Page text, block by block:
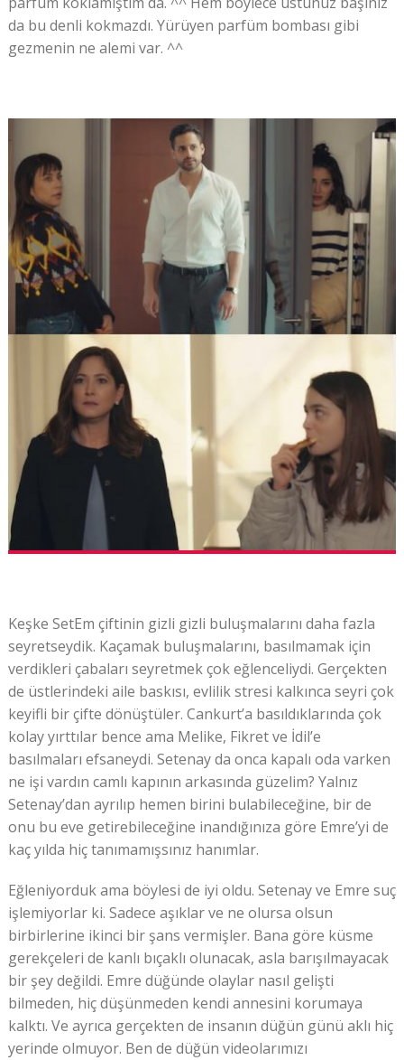
da bu denli kokmazdı. Yürüyen parfüm bombası gibi
gezmenin ne alemi var. ^^
Keşke SetEm çiftinin gizli gizli buluşmalarını daha fazla
seyretseydik. Kaçamak buluşmalarını, basılmamak için
verdikleri çabaları seyretmek çok eğlenceliydi. Gerçekten
de üstlerindeki aile baskısı, evlilik stresi kalkınca seyri çok
keyifli bir çifte dönüştüler. Cankurt’a basıldıklarında çok
kolay yırttılar bence ama Melike, Fikret ve İdil’e
basılmaları efsaneydi. Setenay da onca kapalı oda varken
ne işi vardın camlı kapının arkasında güzelim? Yalnız
Setenay’dan ayrılıp hemen birini bulabileceğine, bir de
onu bu eve getirebileceğine inandığınıza göre Emre’yi de
kaç yılda hiç tanımamışsınız hanımlar.
Eğleniyorduk ama böylesi de iyi oldu. Setenay ve Emre suç
işlemiyorlar ki. Sadece aşıklar ve ne olursa olsun
birbirlerine ikinci bir şans vermişler. Bana göre küsme
gerekçeleri de kanlı bıçaklı olunacak, asla barışılmayacak
bir şey değildi. Emre düğünde olaylar nasıl gelişti
bilmeden, hiç düşünmeden kendi annesini korumaya
kalktı. Ve ayrıca gerçekten de insanın düğün günü aklı hiç
yerinde olmuyor. Ben de düğün videolarımızı